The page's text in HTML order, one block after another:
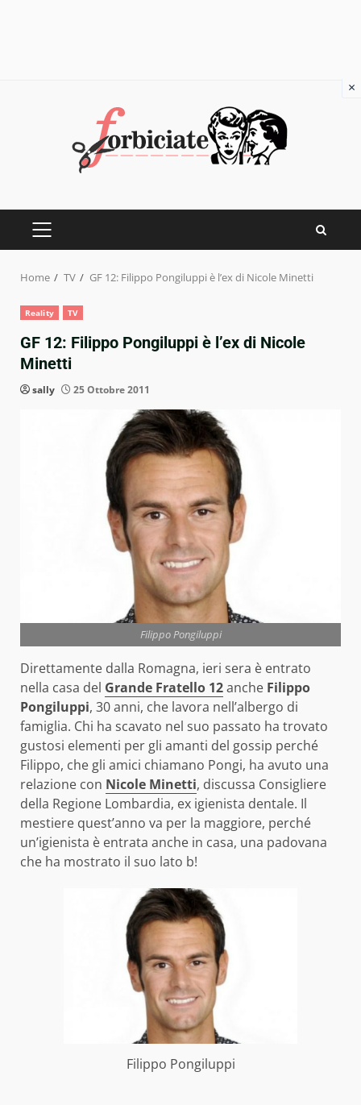
PRIMARY
Home TV GF 12: Filippo Pongiluppi è l’ex di Nicole Minetti
Reality TV
GF 12: Filippo Pongiluppi è l’ex di Nicole
Minetti
sally 25 Ottobre 2011
Filippo Pongiluppi
Direttamente dalla Romagna, ieri sera è entrato
nella casa del Grande Fratello 12anche Filippo
Pongiluppi, 30 anni, che lavora nell’albergo di
famiglia. Chi ha scavato nel suo passato ha trovato
gustosi elementi per gli amanti del gossip perché
Filippo, che gli amici chiamano Pongi, ha avuto una
relazione con Nicole Minetti, discussa Consigliere
della Regione Lombardia, ex igienista dentale. Il
mestiere quest’anno va per la maggiore, perché
un’igienista è entrata anche in casa, una padovana
che ha mostrato il suo lato b!
Filippo Pongiluppi
×